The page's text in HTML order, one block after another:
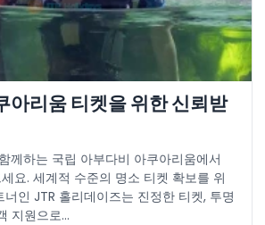
아리움 티켓을 위한 신뢰받
께하는 국립 아부다비 아쿠아리움에서
요. 세계적 수준의 명소 티켓 확보를 위
인 JTR 홀리데이즈는 진정한 티켓, 투명
지원으로...